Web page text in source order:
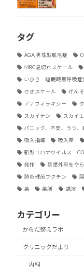
タグ
AGA 男性型脱毛症
MRC息切れスケール
いびき 睡眠時無呼吸症
せきスケール ぜん
アナフィラキシー
スカイテン スカイ
パニック、不安、うつ、
吸入指導 吸入薬
新型コロナウイルス
発作 禁煙外来をや
肺炎球菌ワクチン
薬 薬膳 講演
カテゴリー
からだ整えラボ
クリニックだより
内科